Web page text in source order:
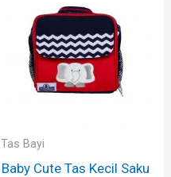
Tas Bayi
Baby Cute Tas Kecil Saku